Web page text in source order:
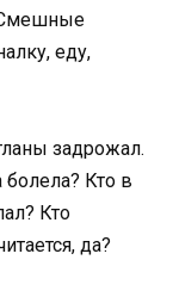
Смешные
еду,
задрожал.
Кто в
Кто
да?